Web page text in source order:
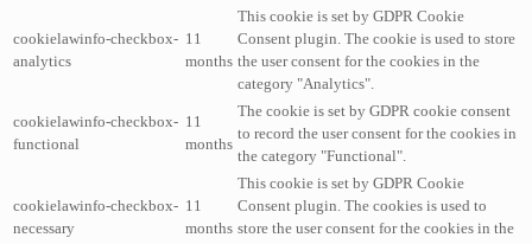
cookielawinfo-checkbox-
analytics
11
months
This cookie is set by GDPR Cookie
Consent plugin. The cookie is used to store
the user consent for the cookies in the
category "Analytics".
cookielawinfo-checkbox-
functional
11
months
The cookie is set by GDPR cookie consent
to record the user consent for the cookies in
the category "Functional".
cookielawinfo-checkbox-
necessary
11
months
This cookie is set by GDPR Cookie
Consent plugin. The cookies is used to
store the user consent for the cookies in the